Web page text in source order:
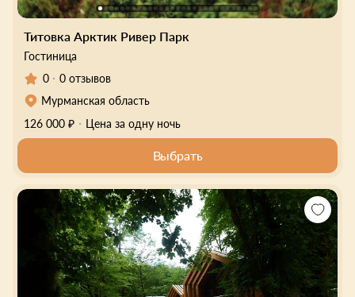
Титовка Арктик Ривер Парк
Гостиница
0
0 отзывов
Мурманская область
126 000 ₽
Цена за одну ночь
Выбрать